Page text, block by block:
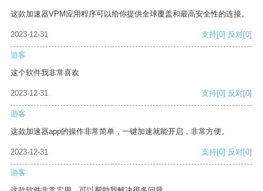
这款加速器VPM应用程序可以给你提供全球覆盖和最高安全性的连接。
2023-12-31 支持[0] 反对[0]
游客
这个软件我非常喜欢
2023-12-31 支持[0] 反对[0]
游客
这款加速器app的操作非常简单，一键加速就能开启，非常方便。
2023-12-31 支持[0] 反对[0]
游客